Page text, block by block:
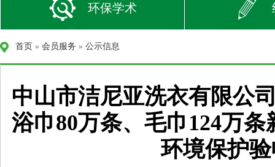
环保学术
首页 » 会员服务 » 公示信息
中山市洁尼亚洗衣有限公
浴巾80万条、毛巾124万
环境保护